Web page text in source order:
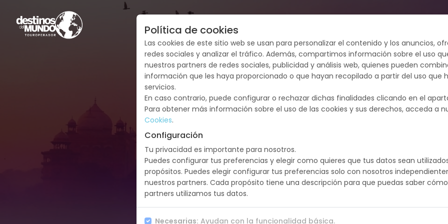
INDIA
Política de cookies
Las cookies de este sitio web se usan para personalizar el contenido y los anuncios,
redes sociales y analizar el tráfico. Además, compartimos información sobre el uso
nuestros partners de redes sociales, publicidad y análisis web, quienes pueden
información que les haya proporcionado o que hayan recopilado a partir del uso que
servicios.
En caso contrario, puede configurar o rechazar dichas finalidades clicando en el
Para obtener más información sobre el uso de las cookies y sus derechos, acceda a
Cookies.
Configuración
Tu privacidad es importante para nosotros.
Puedes configurar tus preferencias y elegir como quieres que tus datos sean
propósitos. Puedes elegir configurar tus preferencias solo con nosotros
nuestros partners. Cada propósito tiene una descripción para que puedas saber
partners utilizamos tus datos.
Necesarias: Ayudan con la funcionalidad básica.